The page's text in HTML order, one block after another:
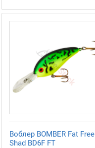
Воблер BOMBER Fat Free
Shad BD6F FT